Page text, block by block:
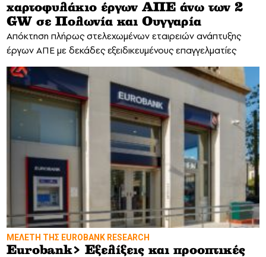
χαρτοφυλάκιο έργων ΑΠΕ άνω των 2
GW σε Πολωνία και Ουγγαρία
Απόκτηση πλήρως στελεχωμένων εταιρειών ανάπτυξης
έργων ΑΠΕ με δεκάδες εξειδικευμένους επαγγελματίες
MΕΛΕΤΗ ΤΗΣ EUROBANK RESEARCH
Eurobank> Εξελίξεις και προοπτικές